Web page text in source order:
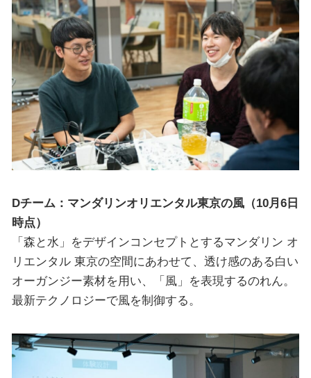
Dチーム：マンダリンオリエンタル東京の風（10月6日
時点）
「森と水」をデザインコンセプトとするマンダリン オ
リエンタル 東京の空間にあわせて、透け感のある白い
オーガンジー素材を用い、「風」を表現するのれん。
最新テクノロジーで風を制御する。